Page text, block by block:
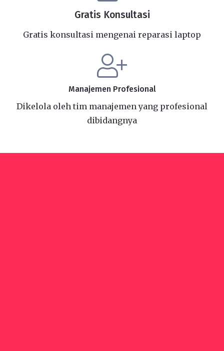
Gratis Konsultasi
Gratis konsultasi mengenai reparasi laptop
Manajemen Profesional
Dikelola oleh tim manajemen yang profesional
dibidangnya